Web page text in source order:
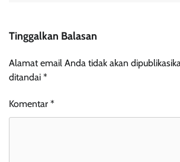
Tinggalkan Balasan
Alamat email Anda tidak akan
ditandai *
Komentar *